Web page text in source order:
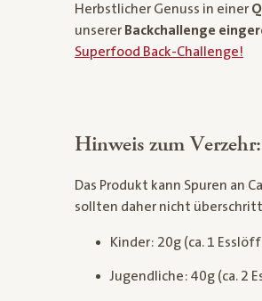
Herbstlicher Genuss in einer
unserer Backchallenge
Superfood Back-Challenge!
Hinweis zum Verzehr:
Das Produkt kann Spuren an
sollten daher nicht
Kinder: 20g (ca. 1
Jugendliche: 40g (ca. 2